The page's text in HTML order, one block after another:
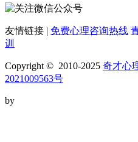
友情链接 | 免费心理咨询热线
训
Copyright © 2010-2025 奇才心
2021009563号
by